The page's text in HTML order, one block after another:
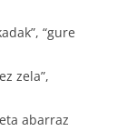
“gure
zela”,
abarraz